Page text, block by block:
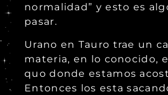
normalidad” y esto es
pasar.
Urano en Tauro trae un
materia, en lo conocido,
quo donde estamos
Entonces los esta